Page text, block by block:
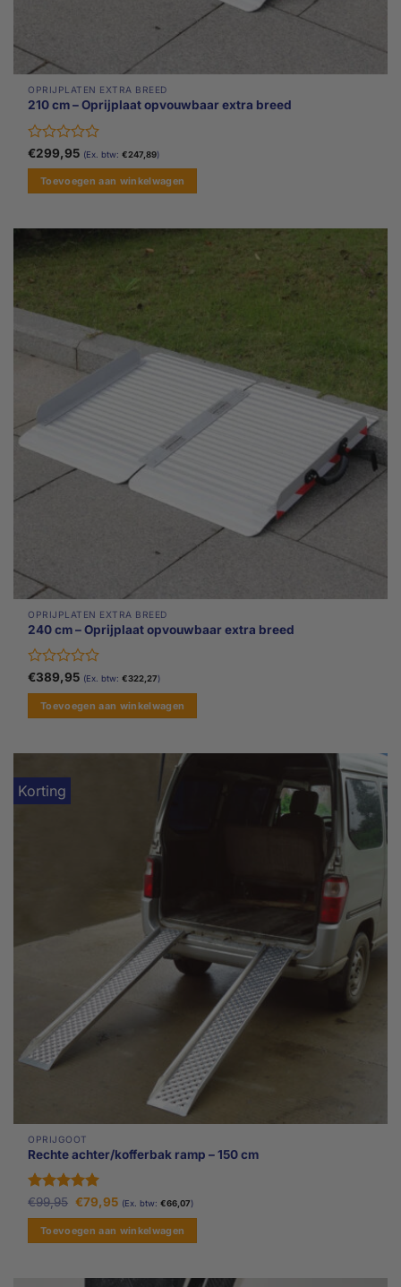
OPRIJPLATEN EXTRA BREED
210 cm – Oprijplaat opvouwbaar extra breed
Gewaardeerd
0
uit
5
€299,95 (Ex. btw:€247,89)
Toevoegen aan winkelwagen
OPRIJPLATEN EXTRA BREED
240 cm – Oprijplaat opvouwbaar extra breed
Gewaardeerd
0
uit
5
€389,95 (Ex. btw:€322,27)
Toevoegen aan winkelwagen
Korting
OPRIJGOOT
Rechte achter/kofferbak ramp – 150 cm
Gewaardeerd
5uit 5
€99,95 Oorspronkelijke
€99,95.
€79,95Huidige
is:
€79,95.
(Ex. btw:€66,07)
Toevoegen aan winkelwagen